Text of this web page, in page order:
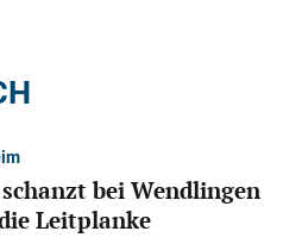
bei Wendlingen
Leitplanke